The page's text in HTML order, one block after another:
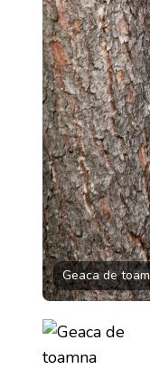
Geaca de